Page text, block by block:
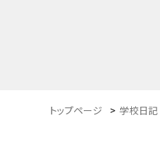
トップページ > 学校日記